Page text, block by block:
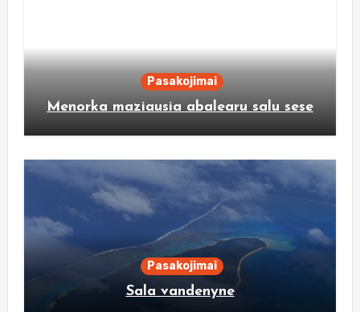
Pasakojimai
Menorka maziausia abalearu salu sese
Pasakojimai
Sala vandenyne